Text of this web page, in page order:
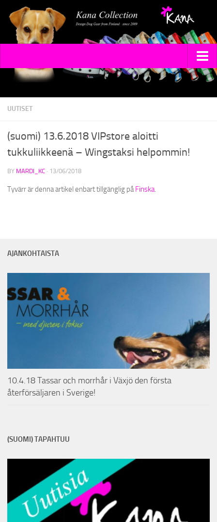
ETUSIVU
MALLISTOT
HANDMADE-PANNAT
LANGUAGE:
ENGLISH
UUTISET
(suomi) 13.6.2018 VIPstore aloitti
tukkuliikkeenä – Wingstaksi helpommin!
BY MARDI_KC · 13/06/2018
Tyvärr är denna artikel enbart tillgänglig påFinska.
AJANKOHTAISTA
10.4.18 Tassar och morrhår i Växjö den första
återförsäljaren i Sverige!
(SUOMI) TAPAHTUU